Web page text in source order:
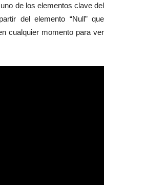
de los elementos clave del
del elemento “Null” que
cualquier momento para ver